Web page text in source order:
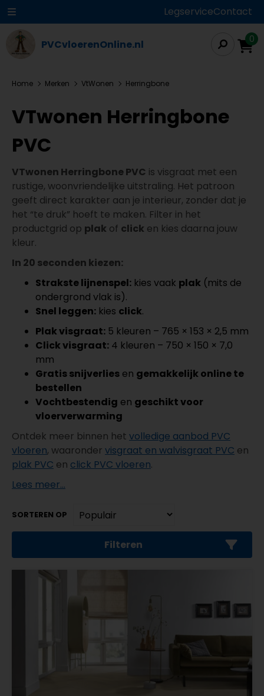
LegserviceContact
PVCvloerenOnline.nl 0
Home Merken VtWonen Herringbone
VTwonen Herringbone
PVC
VTwonen Herringbone PVC is visgraat met een
rustige, woonvriendelijke uitstraling. Het patroon
geeft direct karakter aan je interieur, zonder dat je
het “te druk” hoeft te maken. Filter in het
productgrid op plak of click en kies daarna jouw
kleur.
In 20 seconden kiezen:
Strakste lijnenspel: kies vaak plak (mits de
ondergrond vlak is).
Snel leggen: kies click.
Plak visgraat: 5 kleuren – 765 × 153 × 2,5 mm
Click visgraat: 4 kleuren – 750 × 150 × 7,0
mm
Gratis snijverlies en gemakkelijk online te
bestellen
Vochtbestendig en geschikt voor
vloerverwarming
Ontdek meer binnen het volledige aanbod PVC
vloeren, waaronder visgraat en walvisgraat PVC en
plak PVC en click PVC vloeren.
Lees meer...
SORTEREN OP
Filteren